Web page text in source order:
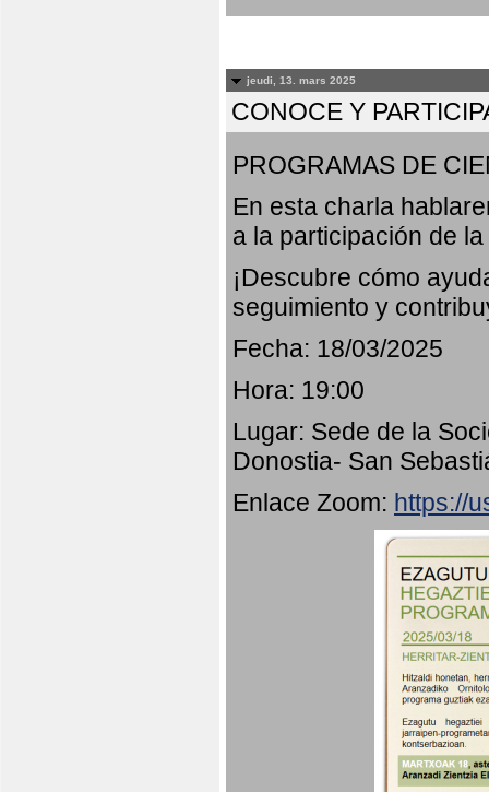
jeudi, 13. mars 2025
CONOCE Y
PROGRAMAS DE
En esta charla
a la participación de
¡Descubre cómo
seguimiento y
Fecha: 18/03/2025
Hora: 19:00
Lugar: Sede de la
Donostia- San
Enlace Zoom: https://